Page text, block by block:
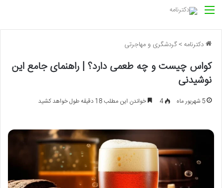
منو
دکترنامه >گردشگری و مهاجرتی
کواس چیست و چه طعمی دارد؟ | راهنمای جامع این
نوشیدنی
5 شهریور ماه 4 خواندن این مطلب 18 دقیقه طول خواهد کشید